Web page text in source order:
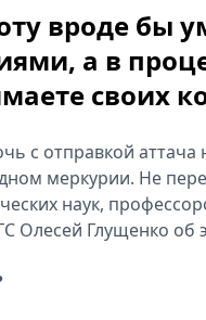
вроде бы
а в
своих
с отправкой
меркурии. Не
наук,
Олесей Глущенко об